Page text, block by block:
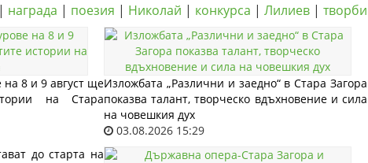
| награда | поезия | Николай | конкурса | Лилиев | творби
8 и 9 август ще
на Стара
Изложбата „Различни и заедно“ в Стара Загора
показва талант, творческо вдъхновение и сила
на човешкия дух
03.08.2026 15:29
до старта на